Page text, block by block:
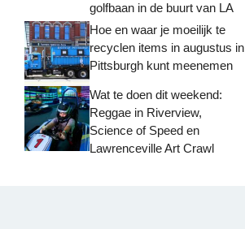
golfbaan in de buurt van LA
Hoe en waar je moeilijk te
recyclen items in augustus in
Pittsburgh kunt meenemen
Wat te doen dit weekend:
Reggae in Riverview,
Science of Speed ​​en
Lawrenceville Art Crawl